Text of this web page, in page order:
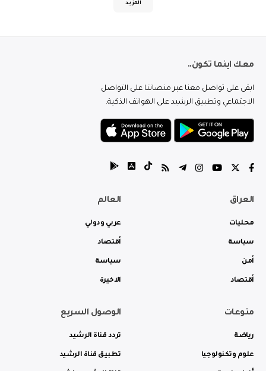
المزيد
معك اينما تكون..
ابقى على تواصل معنا عبر منصاتنا على التواصل
الاجتماعي وتطبيق الرشيد على الهواتف الذكية.
العراق
محليات
سياسة
أمن
أقتصاد
العالم
عربي ودولي
أقتصاد
سياسة
الاخيرة
منوعات
رياضة
علوم وتكنولوجيا
الوصول السريع
تردد قناة الرشيد
تطبيق قناة الرشيد